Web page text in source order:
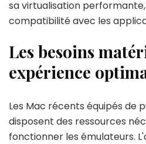
sa virtualisation
compatibilité avec les
Les besoins
expérience
Les Mac récents équipés de
disposent des ressources
fonctionner les émulateurs.